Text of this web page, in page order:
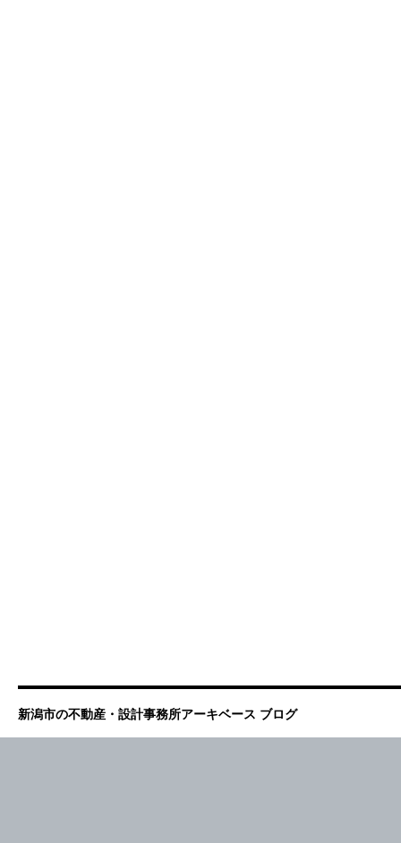
新潟市の不動産・設計事務所アーキベース ブログ